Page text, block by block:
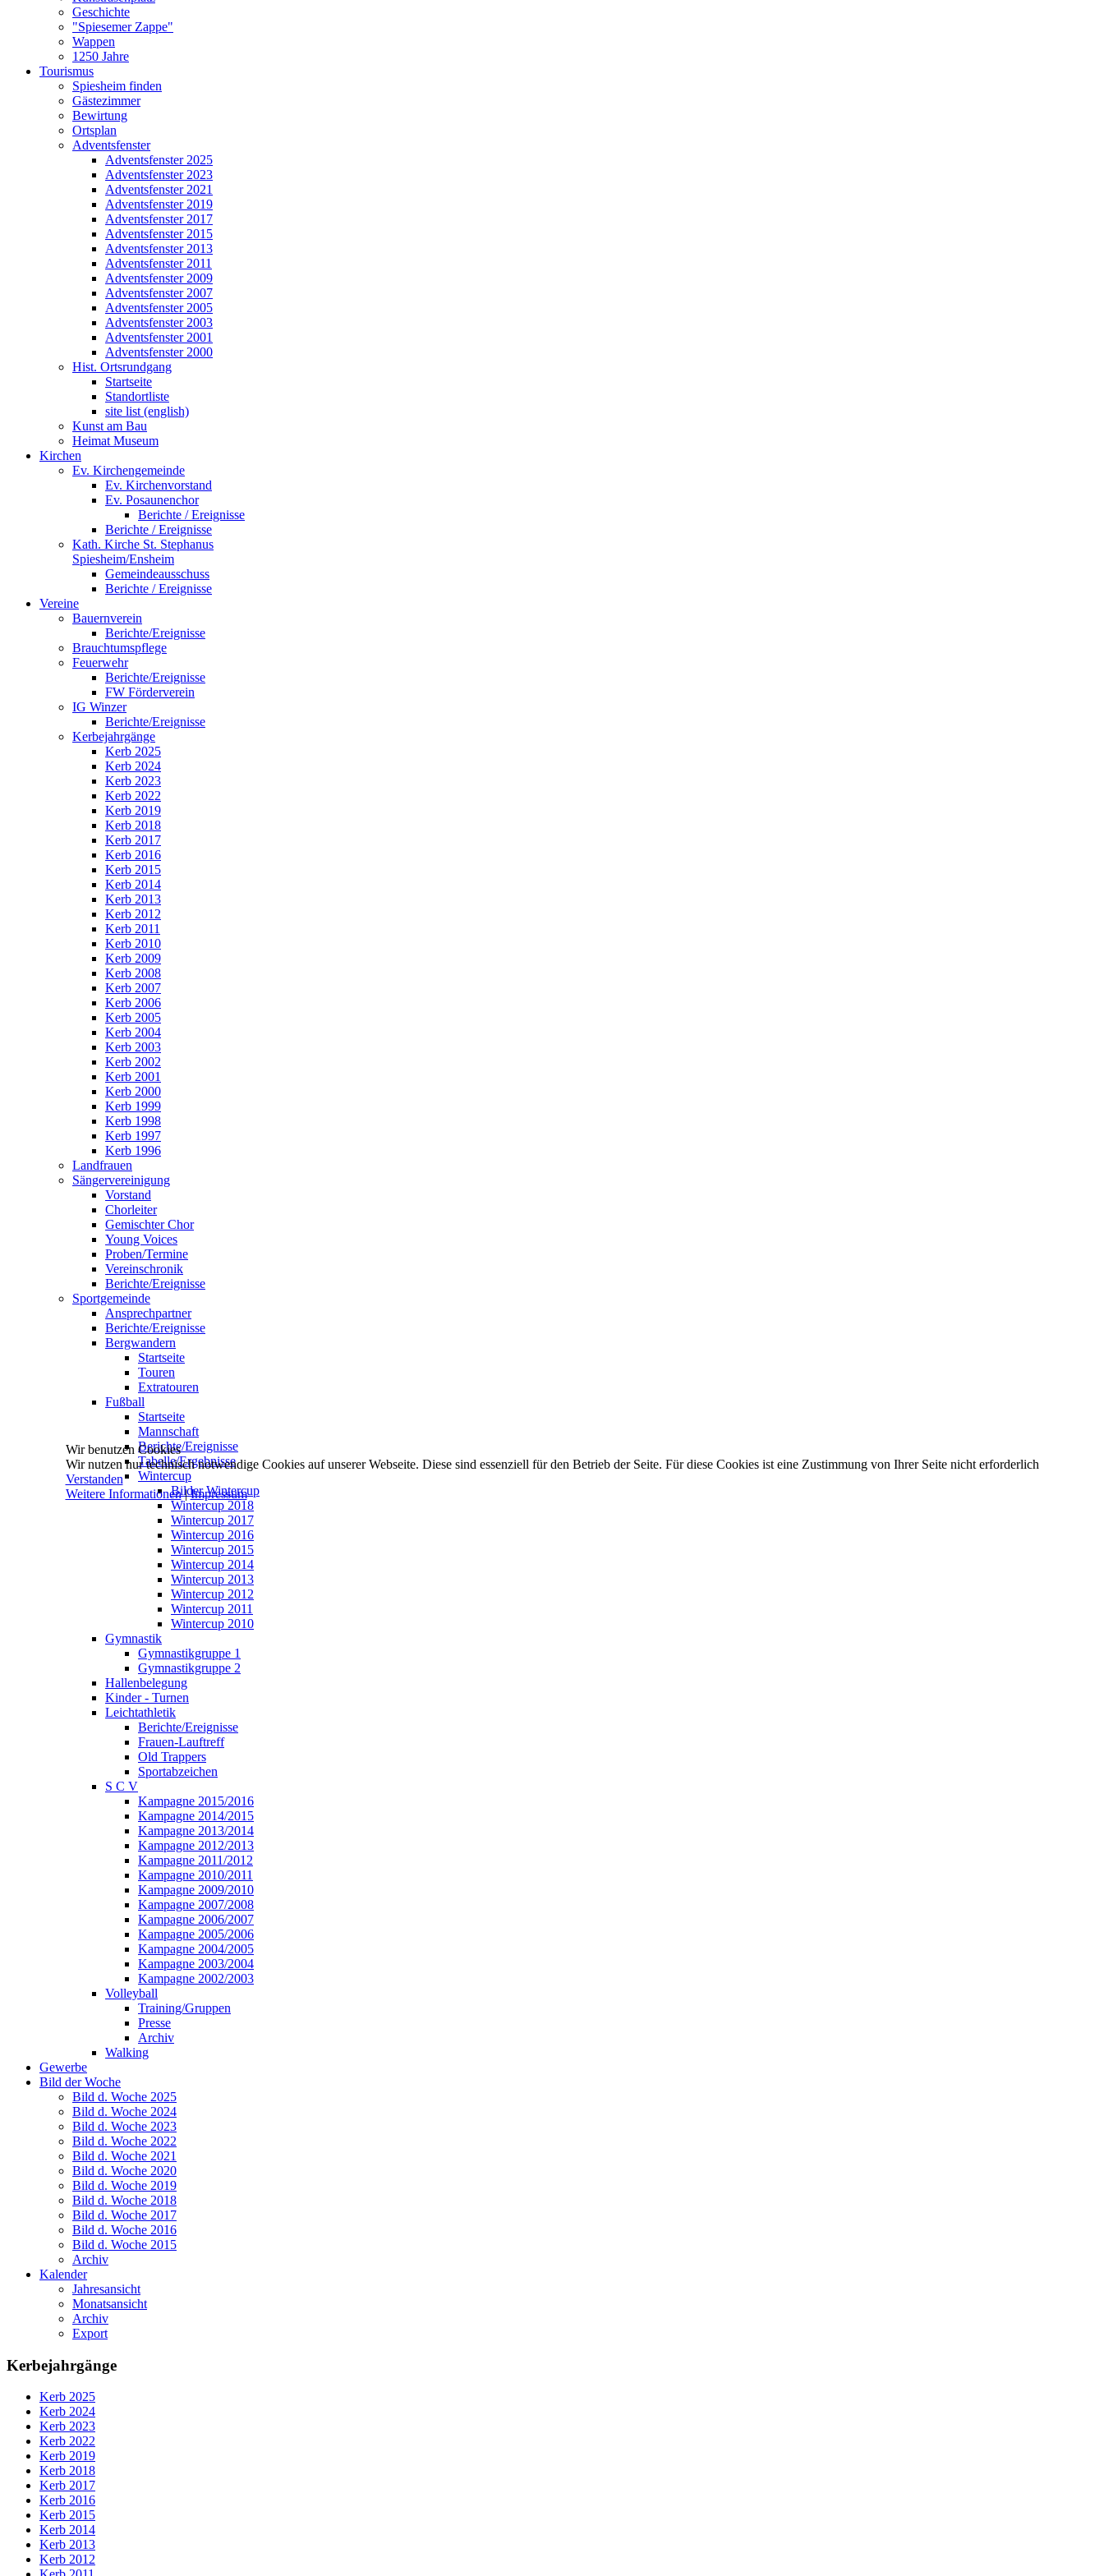
Geschichte
"Spiesemer Zappe"
Wappen
1250 Jahre
Tourismus
Spiesheim finden
Gästezimmer
Bewirtung
Ortsplan
Adventsfenster
Adventsfenster 2025
Adventsfenster 2023
Adventsfenster 2021
Adventsfenster 2019
Adventsfenster 2017
Adventsfenster 2015
Adventsfenster 2013
Adventsfenster 2011
Adventsfenster 2009
Adventsfenster 2007
Adventsfenster 2005
Adventsfenster 2003
Adventsfenster 2001
Adventsfenster 2000
Hist. Ortsrundgang
Startseite
Standortliste
site list (english)
Kunst am Bau
Heimat Museum
Kirchen
Ev. Kirchengemeinde
Ev. Kirchenvorstand
Ev. Posaunenchor
Berichte / Ereignisse
Berichte / Ereignisse
Kath. Kirche St. Stephanus
Spiesheim/Ensheim
Gemeindeausschuss
Berichte / Ereignisse
Vereine
Bauernverein
Berichte/Ereignisse
Brauchtumspflege
Feuerwehr
Berichte/Ereignisse
FW Förderverein
IG Winzer
Berichte/Ereignisse
Kerbejahrgänge
Kerb 2025
Kerb 2024
Kerb 2023
Kerb 2022
Kerb 2019
Kerb 2018
Kerb 2017
Kerb 2016
Kerb 2015
Kerb 2014
Kerb 2013
Kerb 2012
Kerb 2011
Kerb 2010
Kerb 2009
Kerb 2008
Kerb 2007
Kerb 2006
Kerb 2005
Kerb 2004
Kerb 2003
Kerb 2002
Kerb 2001
Kerb 2000
Kerb 1999
Kerb 1998
Kerb 1997
Kerb 1996
Landfrauen
Sängervereinigung
Vorstand
Chorleiter
Gemischter Chor
Young Voices
Proben/Termine
Vereinschronik
Berichte/Ereignisse
Sportgemeinde
Ansprechpartner
Berichte/Ereignisse
Bergwandern
Startseite
Touren
Extratouren
Fußball
Startseite
Mannschaft
Berichte/Ereignisse
Tabelle/Ergebnisse
Wintercup
Bilder Wintercup
Wintercup 2018
Wintercup 2017
Wintercup 2016
Wintercup 2015
Wintercup 2014
Wintercup 2013
Wintercup 2012
Wintercup 2011
Wintercup 2010
Gymnastik
Gymnastikgruppe 1
Gymnastikgruppe 2
Hallenbelegung
Kinder - Turnen
Leichtathletik
Berichte/Ereignisse
Frauen-Lauftreff
Old Trappers
Sportabzeichen
S C V
Kampagne 2015/2016
Kampagne 2014/2015
Kampagne 2013/2014
Kampagne 2012/2013
Kampagne 2011/2012
Kampagne 2010/2011
Kampagne 2009/2010
Kampagne 2007/2008
Kampagne 2006/2007
Kampagne 2005/2006
Kampagne 2004/2005
Kampagne 2003/2004
Kampagne 2002/2003
Volleyball
Training/Gruppen
Presse
Archiv
Walking
Gewerbe
Bild der Woche
Bild d. Woche 2025
Bild d. Woche 2024
Bild d. Woche 2023
Bild d. Woche 2022
Bild d. Woche 2021
Bild d. Woche 2020
Bild d. Woche 2019
Bild d. Woche 2018
Bild d. Woche 2017
Bild d. Woche 2016
Bild d. Woche 2015
Archiv
Kalender
Jahresansicht
Monatsansicht
Archiv
Export
Kerbejahrgänge
Kerb 2025
Kerb 2024
Kerb 2023
Kerb 2022
Kerb 2019
Kerb 2018
Kerb 2017
Kerb 2016
Kerb 2015
Kerb 2014
Kerb 2013
Kerb 2012
Wir benutzen Cookies
Wir nutzen nur technisch notwendige Cookies auf unserer Webseite. Diese sind essenziell für den Betrieb der Seite. Für diese Cookies ist eine Zustimmung von Ihrer Seite nicht erforderlich
Verstanden
Weitere Informationen|Impressum